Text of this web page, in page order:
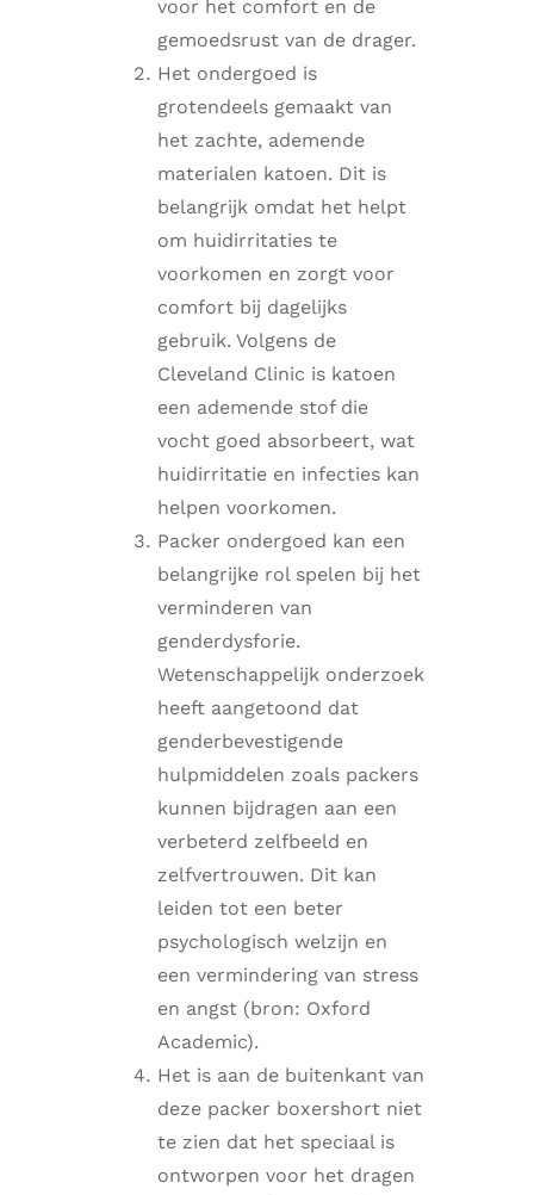
voor het comfort en de
gemoedsrust van de drager.
Het ondergoed is
grotendeels gemaakt van
het zachte, ademende
materialen katoen. Dit is
belangrijk omdat het helpt
om huidirritaties te
voorkomen en zorgt voor
comfort bij dagelijks
gebruik. Volgens de
Cleveland Clinic is katoen
een ademende stof die
vocht goed absorbeert, wat
huidirritatie en infecties kan
helpen voorkomen.
Packer ondergoed kan een
belangrijke rol spelen bij het
verminderen van
genderdysforie.
Wetenschappelijk onderzoek
heeft aangetoond dat
genderbevestigende
hulpmiddelen zoals packers
kunnen bijdragen aan een
verbeterd zelfbeeld en
zelfvertrouwen. Dit kan
leiden tot een beter
psychologisch welzijn en
een vermindering van stress
en angst (bron: Oxford
Academic).
Het is aan de buitenkant van
deze packer boxershort niet
te zien dat het speciaal is
ontworpen voor het dragen